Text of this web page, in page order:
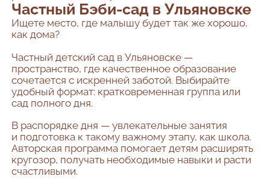
Частный Бэби-сад в Ульяновске
Ищете место, где малышу будет так же хорошо,
как дома?
Частный детский сад в Ульяновске —
пространство, где качественное образование
сочетается с искренней заботой. Выбирайте
удобный формат: кратковременная группа или
сад полного дня.
В распорядке дня — увлекательные занятия
и подготовка к такому важному этапу, как школа.
Авторская программа помогает детям расширять
кругозор, получать необходимые навыки и расти
счастливыми.